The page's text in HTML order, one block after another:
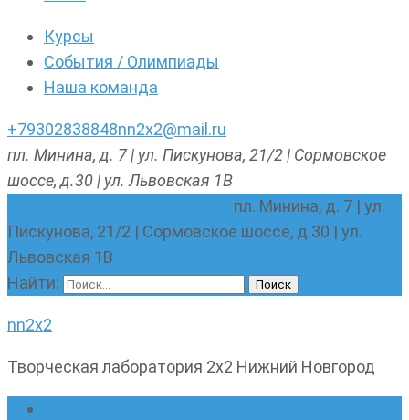
Курсы
События / Олимпиады
Наша команда
+79302838848nn2x2@mail.ru
пл. Минина, д. 7 | ул. Пискунова, 21/2 | Сормовское
шоссе, д.30 | ул. Львовская 1В
пл. Минина, д. 7 | ул.
Пискунова, 21/2 | Сормовское шоссе, д.30 | ул.
Львовская 1В
Найти:
nn2x2
Творческая лаборатория 2х2 Нижний Новгород